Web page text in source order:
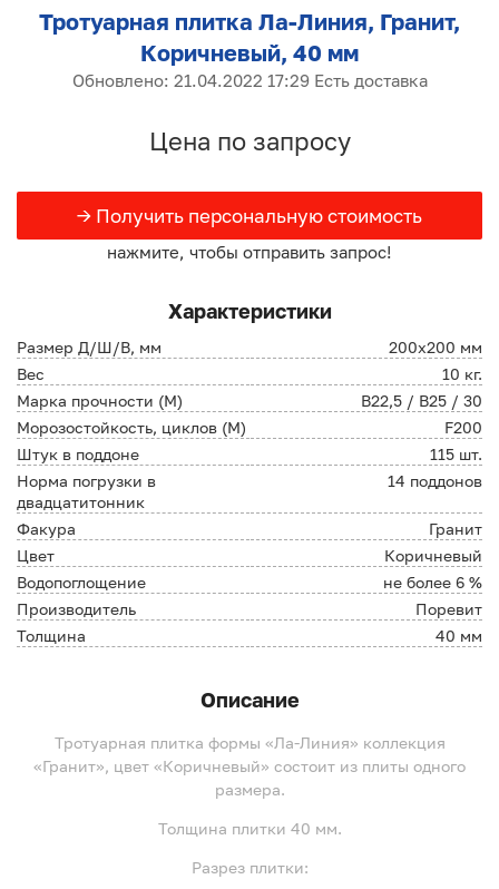
Тротуарная плитка Ла-Линия, Гранит,
Коричневый, 40 мм
Обновлено: 21.04.2022 17:29 Есть доставка
Цена по запросу
→ Получить персональную стоимость
нажмите, чтобы отправить запрос!
Характеристики
Размер Д/Ш/В, мм
200х200 мм
Вес
10 кг.
Марка прочности (М)
В22,5 / B25 / 30
Морозостойкость, циклов (М)
F200
Штук в поддоне
115 шт.
Норма погрузки в
двадцатитонник
14 поддонов
Факура
Гранит
Цвет
Коричневый
Водопоглощение
не более 6 %
Производитель
Поревит
Толщина
40 мм
Описание
Тротуарная плитка формы «Ла-Линия» коллекция
«Гранит», цвет «Коричневый» состоит из плиты одного
размера.
Толщина плитки 40 мм.
Разрез плитки: